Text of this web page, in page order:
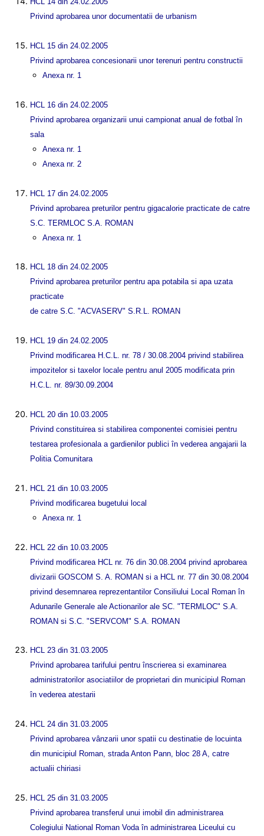
Privind aprobarea unor documentatii de urbanism
HCL 15 din 24.02.2005
Privind aprobarea concesionarii unor terenuri pentru constructii
Anexa nr. 1
HCL 16 din 24.02.2005
Privind aprobarea organizarii unui campionat anual de fotbal în
sala
Anexa nr. 1
Anexa nr. 2
HCL 17 din 24.02.2005
Privind aprobarea preturilor pentru gigacalorie practicate de catre
S.C. TERMLOC S.A. ROMAN
Anexa nr. 1
HCL 18 din 24.02.2005
Privind aprobarea preturilor pentru apa potabila si apa uzata
practicate
de catre S.C. "ACVASERV" S.R.L. ROMAN
HCL 19 din 24.02.2005
Privind modificarea H.C.L. nr. 78 / 30.08.2004 privind stabilirea
impozitelor si taxelor locale pentru anul 2005 modificata prin
H.C.L. nr. 89/30.09.2004
HCL 20 din 10.03.2005
Privind constituirea si stabilirea componentei comisiei pentru
testarea profesionala a gardienilor publici în vederea angajarii la
Politia Comunitara
HCL 21 din 10.03.2005
Privind modificarea bugetului local
Anexa nr. 1
HCL 22 din 10.03.2005
Privind modificarea HCL nr. 76 din 30.08.2004 privind aprobarea
divizarii GOSCOM S. A. ROMAN si a HCL nr. 77 din 30.08.2004
privind desemnarea reprezentantilor Consiliului Local Roman în
Adunarile Generale ale Actionarilor ale SC. "TERMLOC" S.A.
ROMAN si S.C. "SERVCOM" S.A. ROMAN
HCL 23 din 31.03.2005
Privind aprobarea tarifului pentru înscrierea si examinarea
administratorilor asociatiilor de proprietari din municipiul Roman
în vederea atestarii
HCL 24 din 31.03.2005
Privind aprobarea vânzarii unor spatii cu destinatie de locuinta
din municipiul Roman, strada Anton Pann, bloc 28 A, catre
actualii chiriasi
HCL 25 din 31.03.2005
Privind aprobarea transferul unui imobil din administrarea
Colegiului National Roman Voda în administrarea Liceului cu